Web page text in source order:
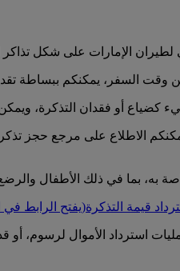
الإمارات على شكل تذاكر
السفر، يمكنكم ببساطة تقديم
كضياع أو فقدان التذكرة،
الاطلاع على مرجع حجز
بما في ذلك الأطفال
قيمة التذكرة(يفتح الرابط في
استرداد الأموال لرسوم، أو